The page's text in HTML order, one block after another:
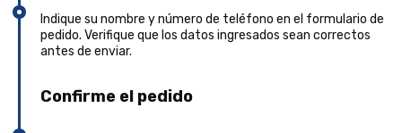
Indique su nombre y número de teléfono en el formulario de
pedido. Verifique que los datos ingresados sean correctos
antes de enviar.
Confirme el pedido